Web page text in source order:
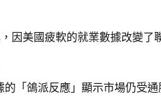
因美國疲軟的就業數據改變了
的「鴿派反應」顯示市場仍受